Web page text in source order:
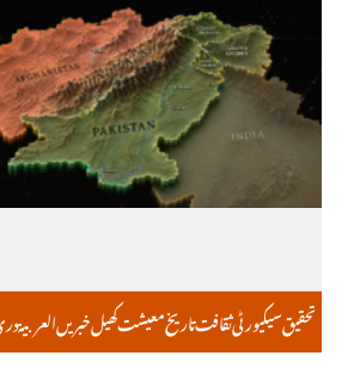
خبریںکھیلمعیشتتاریخثقافتسیکیورٹیتحقیق العربية